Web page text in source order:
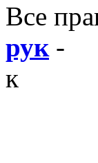
Все
рук -
к